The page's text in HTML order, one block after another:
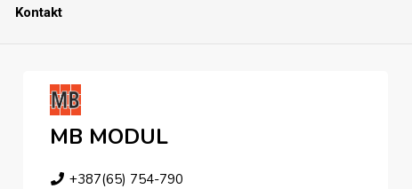
Kontakt
MB MODUL
+387(65) 754-790